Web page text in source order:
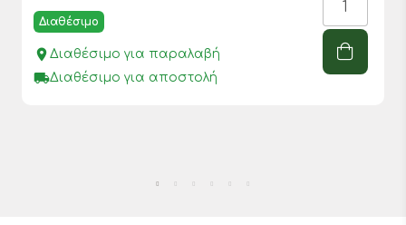
Διαθέσιμο
place Διαθέσιμο για παραλαβή
local_shippingΔιαθέσιμο για αποστολή